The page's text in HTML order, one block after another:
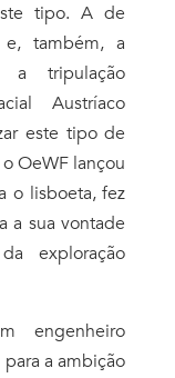
tipo. A de
também, a
a tripulação
Austríaco
este tipo de
OeWF lançou
o lisboeta, fez
a sua vontade
exploração
engenheiro
a ambição